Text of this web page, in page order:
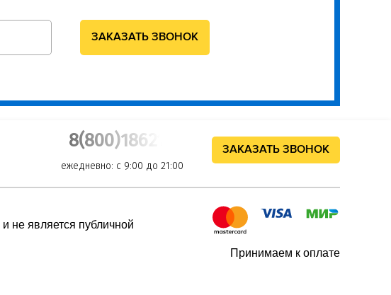
8(800)1862102
ежедневно: с 9:00 до 21:00
ЗАКАЗАТЬ ЗВОНОК
не является публичной
Принимаем к оплате